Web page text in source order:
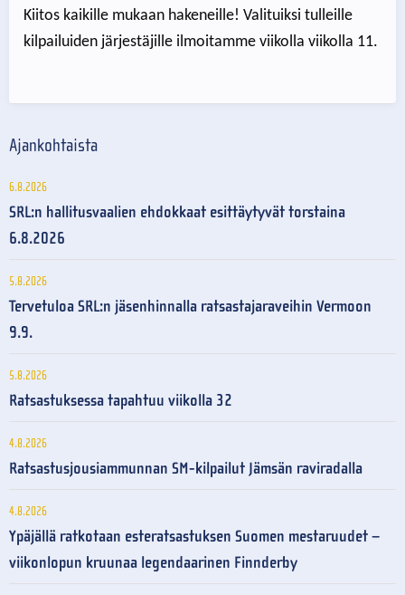
Kiitos kaikille mukaan hakeneille! Valituiksi tulleille
kilpailuiden järjestäjille ilmoitamme viikolla viikolla 11.
Ajankohtaista
6.8.2026
SRL:n hallitusvaalien ehdokkaat esittäytyvät torstaina
6.8.2026
5.8.2026
Tervetuloa SRL:n jäsenhinnalla ratsastajaraveihin Vermoon
9.9.
5.8.2026
Ratsastuksessa tapahtuu viikolla 32
4.8.2026
Ratsastusjousiammunnan SM-kilpailut Jämsän raviradalla
4.8.2026
Ypäjällä ratkotaan esteratsastuksen Suomen mestaruudet –
viikonlopun kruunaa legendaarinen Finnderby